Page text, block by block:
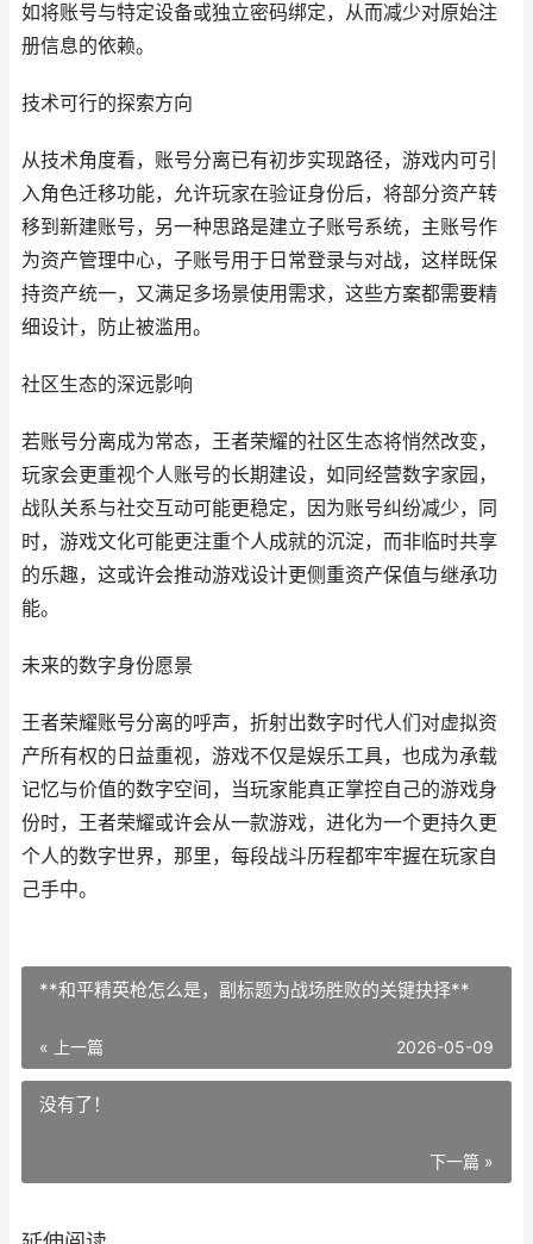
如将账号与特定设备或独立密码绑定，从而减少对原始注
册信息的依赖。
技术可行的探索方向
从技术角度看，账号分离已有初步实现路径，游戏内可引
入角色迁移功能，允许玩家在验证身份后，将部分资产转
移到新建账号，另一种思路是建立子账号系统，主账号作
为资产管理中心，子账号用于日常登录与对战，这样既保
持资产统一，又满足多场景使用需求，这些方案都需要精
细设计，防止被滥用。
社区生态的深远影响
若账号分离成为常态，王者荣耀的社区生态将悄然改变，
玩家会更重视个人账号的长期建设，如同经营数字家园，
战队关系与社交互动可能更稳定，因为账号纠纷减少，同
时，游戏文化可能更注重个人成就的沉淀，而非临时共享
的乐趣，这或许会推动游戏设计更侧重资产保值与继承功
能。
未来的数字身份愿景
王者荣耀账号分离的呼声，折射出数字时代人们对虚拟资
产所有权的日益重视，游戏不仅是娱乐工具，也成为承载
记忆与价值的数字空间，当玩家能真正掌控自己的游戏身
份时，王者荣耀或许会从一款游戏，进化为一个更持久更
个人的数字世界，那里，每段战斗历程都牢牢握在玩家自
己手中。
**和平精英枪怎么是，副标题为战场胜败的关键抉择**
« 上一篇 2026-05-09
没有了！
下一篇 »